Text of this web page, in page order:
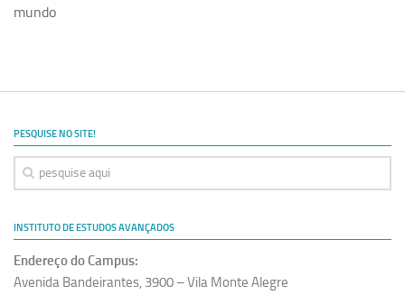
Institucional
Polo Ribeirão Preto
Equipe
Estrutura do polo
Ciência com Pipoca
mundo
PESQUISE NO SITE!
INSTITUTO DE ESTUDOS AVANÇADOS
Endereço do Campus:
Avenida Bandeirantes, 3900 – Vila Monte Alegre